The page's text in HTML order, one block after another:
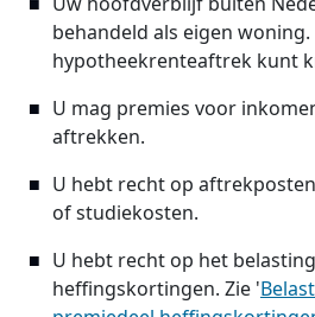
behandeld als eigen
hypotheekrenteaftrek kunt
U mag premies voor
aftrekken.
U hebt recht op
of studiekosten.
U hebt recht op het
heffingskortingen. Zie '